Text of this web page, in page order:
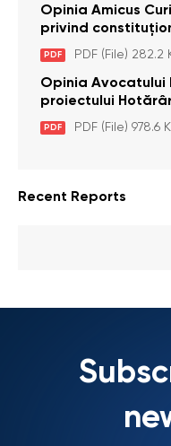
cu dizabilitați
Opinia Amicus
privind
care interzic
pază particulară
pentru comiterea
a fost luată în
Constituțională
PDF PDF (File) 282.2
Opinia Avocatului
proiectului
aprobarea
activitatea
PDF PDF (File) 978.6
Recent Reports